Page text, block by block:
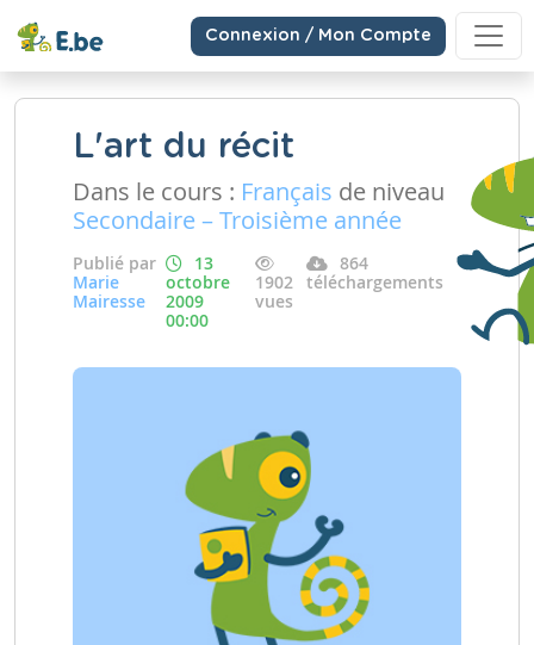
Connexion / Mon Compte
L'art du récit
Dans le cours : Français de niveau
Secondaire – Troisième année
Publié par
Marie
Mairesse
13
octobre
2009
00:00
1902
vues
864
téléchargements